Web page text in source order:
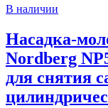
В наличии
Насадка-
Nordberg
для снятия